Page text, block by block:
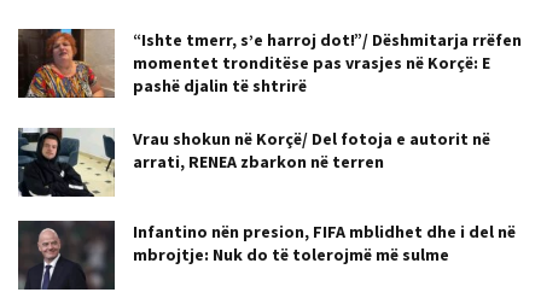
“Ishte tmerr, s’e harroj dot!”/ Dëshmitarja rrëfen
momentet tronditëse pas vrasjes në Korçë: E
pashë djalin të shtrirë
Vrau shokun në Korçë/ Del fotoja e autorit në
arrati, RENEA zbarkon në terren
Infantino nën presion, FIFA mblidhet dhe i del në
mbrojtje: Nuk do të tolerojmë më sulme